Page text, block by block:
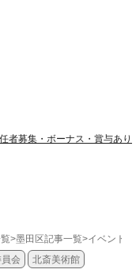
者募集・ボーナス・賞与あり
>墨田区記事一覧>イベント
会 北斎美術館